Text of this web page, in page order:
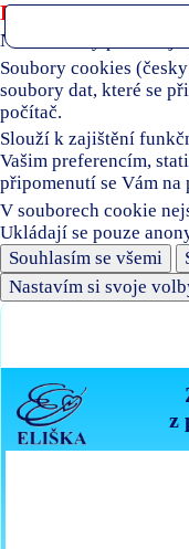
Používáme
Naše stránky používají
Soubory cookies
soubory dat, které se
počítač.
Slouží k zajištění
Vašim preferencím,
připomenutí se Vám na
V souborech cookie
Ukládají se pouze
Souhlasím se všemi
Nastavím si svoje
z